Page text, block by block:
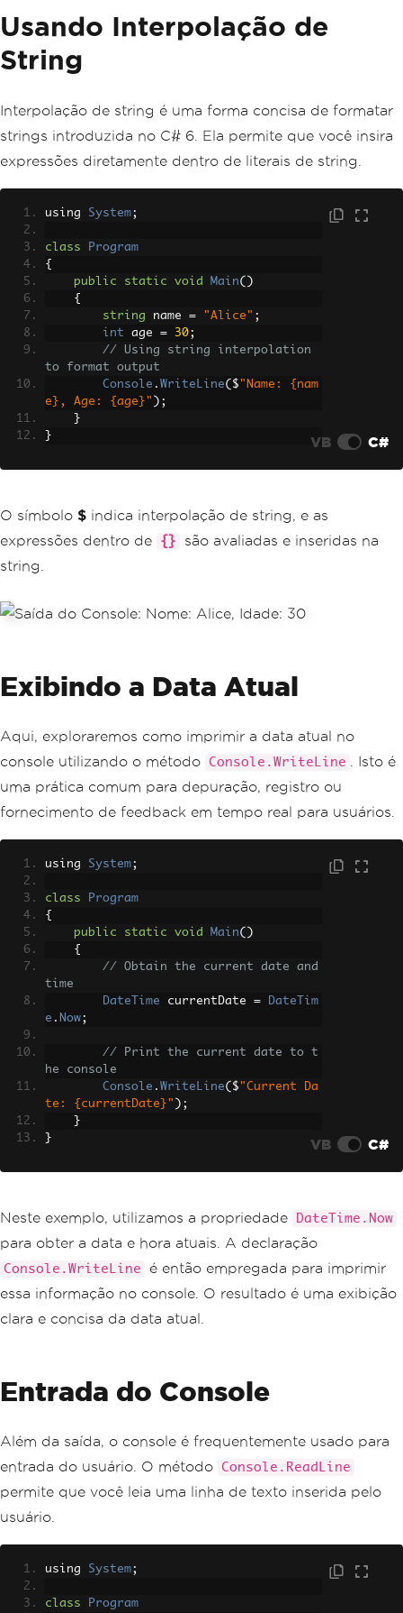
Usando Interpolação de
String
Interpolação de string é uma forma concisa de formatar
strings introduzida no C# 6. Ela permite que você insira
expressões diretamente dentro de literais de string.
using System;
class
Program
{
public
static void Main()
{
string name = "Alice" ;
int age = 30;
// Using string interpolation
to format output
Console . WriteLine( $ "Name: {nam
e}, Age: {age}" );
}
}
VB C#
O símbolo $ indica interpolação de string, e as
expressões dentro de
{}
são avaliadas e inseridas na
string.
Exibindo a Data Atual
Aqui, exploraremos como imprimir a data atual no
console utilizando o método Console.WriteLine
. Isto é
uma prática comum para depuração, registro ou
fornecimento de feedback em tempo real para usuários.
using System;
class
Program
{
public
static void Main()
{
// Obtain the current date and
time
DateTime currentDate =
DateTim
e . Now;
// Print the current date to t
he console
Console . WriteLine( $ "Current Da
te: {currentDate}" );
}
}
VB C#
Neste exemplo, utilizamos a propriedade DateTime.Now
para obter a data e hora atuais. A declaração
Console.WriteLine
é então empregada para imprimir
essa informação no console. O resultado é uma exibição
clara e concisa da data atual.
Entrada do Console
Além da saída, o console é frequentemente usado para
entrada do usuário. O método Console.ReadLine
permite que você leia uma linha de texto inserida pelo
usuário.
using System;
class
Program